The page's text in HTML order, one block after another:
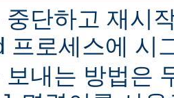
중단하고 재시
프로세스에 시
보내는 방법은